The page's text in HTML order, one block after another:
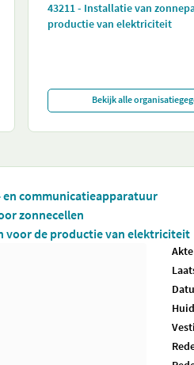
43211 - Installatie van
productie van elektriciteit
Bekijk alle
communicatieapparatuur
zonnecellen
voor de productie van elektriciteit